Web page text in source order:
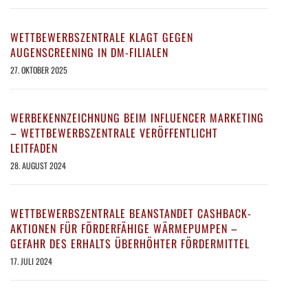
WETTBEWERBSZENTRALE KLAGT GEGEN
AUGENSCREENING IN DM-FILIALEN
27. OKTOBER 2025
WERBEKENNZEICHNUNG BEIM INFLUENCER MARKETING
– WETTBEWERBSZENTRALE VERÖFFENTLICHT
LEITFADEN
28. AUGUST 2024
WETTBEWERBSZENTRALE BEANSTANDET CASHBACK-
AKTIONEN FÜR FÖRDERFÄHIGE WÄRMEPUMPEN –
GEFAHR DES ERHALTS ÜBERHÖHTER FÖRDERMITTEL
17. JULI 2024